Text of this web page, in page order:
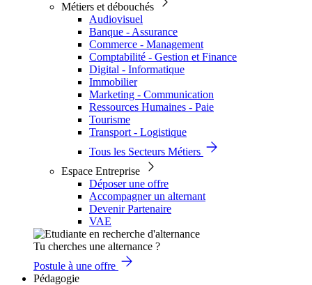
Métiers et débouchés
Audiovisuel
Banque - Assurance
Commerce - Management
Comptabilité - Gestion et Finance
Digital - Informatique
Immobilier
Marketing - Communication
Ressources Humaines - Paie
Tourisme
Transport - Logistique
Tous les Secteurs Métiers
Espace Entreprise
Déposer une offre
Accompagner un alternant
Devenir Partenaire
VAE
Tu cherches une alternance ?
Postule à une offre
Pédagogie